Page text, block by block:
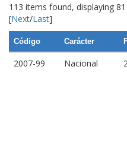
113 items found, displaying
[Next/Last]
Código Carácter
2007-99 Nacional